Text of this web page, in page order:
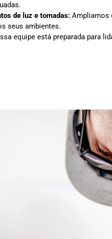
de luz e tomadas: Ampliamos
seus ambientes.
equipe está preparada para